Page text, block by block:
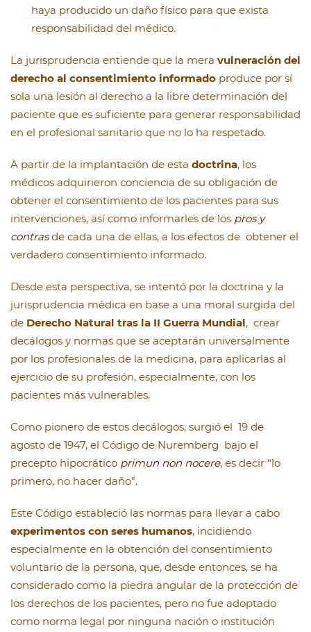
haya producido un daño físico para que exista
responsabilidad del médico.
La jurisprudencia entiende que la mera vulneración del
derecho al consentimiento informado produce por sí
sola una lesión al derecho a la libre determinación del
paciente que es suficiente para generar responsabilidad
en el profesional sanitario que no lo ha respetado.
A partir de la implantación de esta doctrina, los
médicos adquirieron conciencia de su obligación de
obtener el consentimiento de los pacientes para sus
intervenciones, así como informarles de los pros y
contrasde cada una de ellas, a los efectos de obtener el
verdadero consentimiento informado.
Desde esta perspectiva, se intentó por la doctrina y la
jurisprudencia médica en base a una moral surgida del
de Derecho Natural tras la II Guerra Mundial, crear
decálogos y normas que se aceptarán universalmente
por los profesionales de la medicina, para aplicarlas al
ejercicio de su profesión, especialmente, con los
pacientes más vulnerables.
Como pionero de estos decálogos, surgió el 19 de
agosto de 1947, el Código de Nuremberg bajo el
precepto hipocrático primun non nocere, es decir “lo
primero, no hacer daño”.
Este Código estableció las normas para llevar a cabo
experimentos con seres humanos, incidiendo
especialmente en la obtención del consentimiento
voluntario de la persona, que, desde entonces, se ha
considerado como la piedra angular de la protección de
los derechos de los pacientes, pero no fue adoptado
como norma legal por ninguna nación o institución